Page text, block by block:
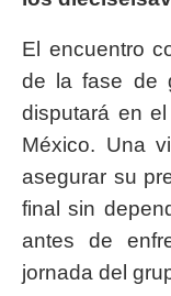
El encuentro
de la fase de
disputará en
México. Una
asegurar su
final sin
antes de
jornada del